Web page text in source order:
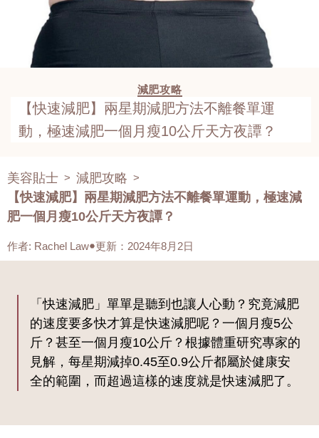
減肥攻略
【快速減肥】兩星期減肥方法不離餐單運
動，極速減肥一個月瘦10公斤天方夜譚？
美容貼士 > 減肥攻略 >
【快速減肥】兩星期減肥方法不離餐單運動，極速減
肥一個月瘦10公斤天方夜譚？
作者: Rachel Law 更新：2024年8月2日
「快速減肥」單單是聽到也讓人心動？究竟減肥
的速度要多快才算是快速減肥呢？一個月瘦5公
斤？甚至一個月瘦10公斤？根據體重研究專家的
見解，每星期減掉0.45至0.9公斤都屬於健康安
全的範圍，而超過這樣的速度就是快速減肥了。